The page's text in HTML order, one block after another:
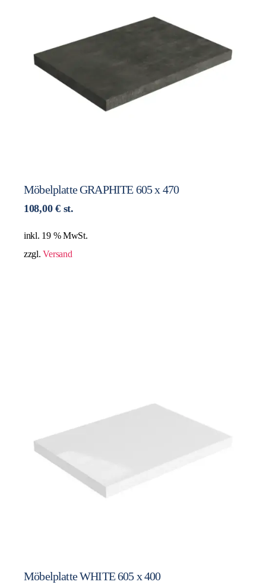
Möbelplatte GRAPHITE 605 x 470
108,00€ st.
inkl. 19 % MwSt.
zzgl.Versand
Möbelplatte WHITE 605 x 400